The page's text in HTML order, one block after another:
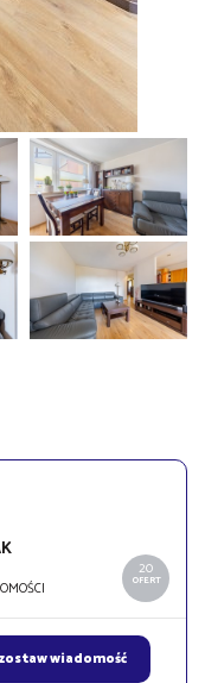
20
OFERT
zostaw wiadomość